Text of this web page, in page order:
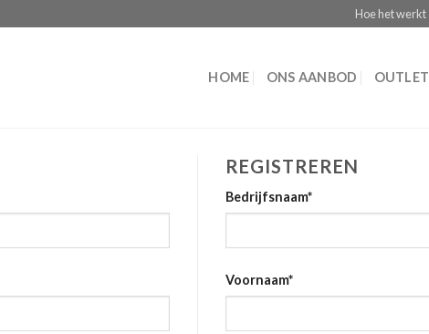
Hoe het werkt
HOME ONS AANBOD OUTLET
REGISTREREN
Bedrijfsnaam*
Voornaam*